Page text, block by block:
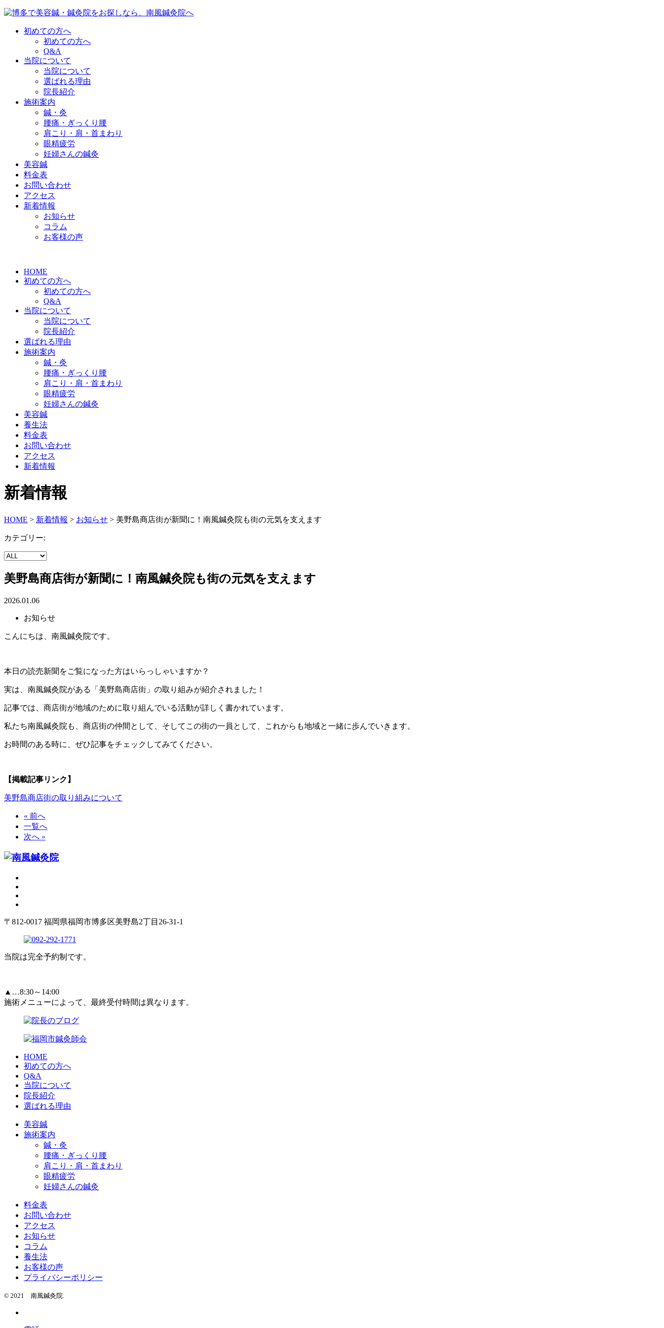
初めての方へ
初めての方へ
Q&A
当院について
当院について
選ばれる理由
院長紹介
施術案内
鍼・灸
腰痛・ぎっくり腰
肩こり・肩・首まわり
眼精疲労
妊婦さんの鍼灸
美容鍼
料金表
お問い合わせ
アクセス
新着情報
お知らせ
コラム
お客様の声
HOME
初めての方へ
初めての方へ
Q&A
当院について
当院について
院長紹介
選ばれる理由
施術案内
鍼・灸
腰痛・ぎっくり腰
肩こり・肩・首まわり
眼精疲労
妊婦さんの鍼灸
美容鍼
養生法
料金表
お問い合わせ
アクセス
新着情報
新着情報
HOME > 新着情報 > お知らせ > 美野島商店街が新聞に！南風鍼灸院も街の元気を支えます
カテゴリー:
美野島商店街が新聞に！南風鍼灸院も街の元気を支えます
2026.01.06
お知らせ
こんにちは、南風鍼灸院です。
本日の読売新聞をご覧になった方はいらっしゃいますか？
実は、南風鍼灸院がある「美野島商店街」の取り組みが紹介されました！
記事では、商店街が地域のために取り組んでいる活動が詳しく書かれています。
私たち南風鍼灸院も、商店街の仲間として、そしてこの街の一員として、これからも地域と一緒に歩んでいきます。
お時間のある時に、ぜひ記事をチェックしてみてください。
【掲載記事リンク】
美野島商店街の取り組みについて
« 前へ
一覧へ
次へ »
〒812-0017 福岡県福岡市博多区美野島2丁目26-31-1
当院は完全予約制です。
▲…8:30～14:00
施術メニューによって、最終受付時間は異なります。
HOME
初めての方へ
Q&A
当院について
院長紹介
選ばれる理由
美容鍼
施術案内
鍼・灸
腰痛・ぎっくり腰
肩こり・肩・首まわり
眼精疲労
妊婦さんの鍼灸
料金表
お問い合わせ
アクセス
お知らせ
コラム
養生法
お客様の声
プライバシーポリシー
© 2021 南風鍼灸院.